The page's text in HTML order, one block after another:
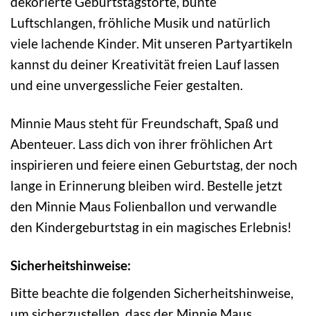
Luftschlangen, fröhliche Musik und natürlich
viele lachende Kinder. Mit unseren Partyartikeln
kannst du deiner Kreativität freien Lauf lassen
und eine unvergessliche Feier gestalten.
Minnie Maus steht für Freundschaft, Spaß und
Abenteuer. Lass dich von ihrer fröhlichen Art
inspirieren und feiere einen Geburtstag, der noch
lange in Erinnerung bleiben wird. Bestelle jetzt
den Minnie Maus Folienballon und verwandle
den Kindergeburtstag in ein magisches Erlebnis!
Sicherheitshinweise:
Bitte beachte die folgenden Sicherheitshinweise,